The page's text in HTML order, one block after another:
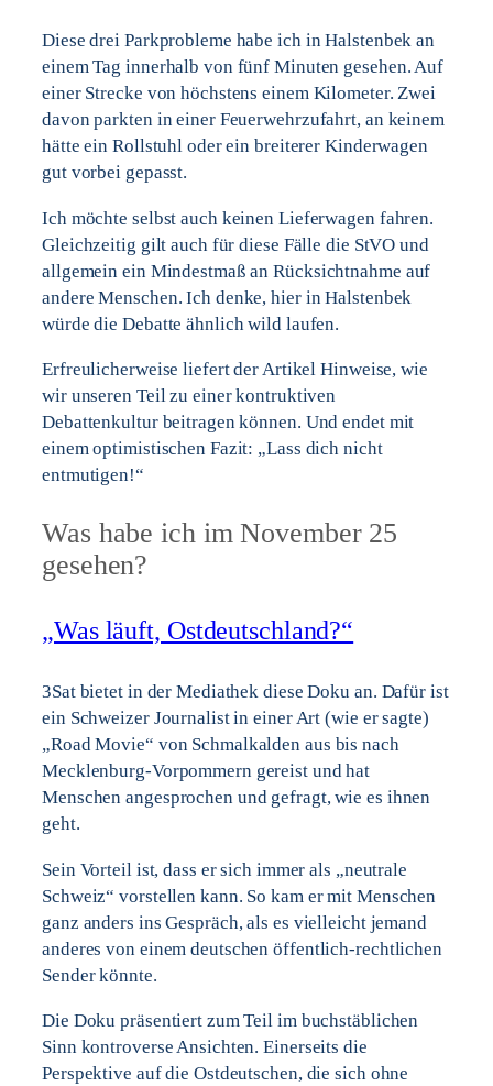
Diese drei Parkprobleme habe ich in Halstenbek an
einem Tag innerhalb von fünf Minuten gesehen. Auf
einer Strecke von höchstens einem Kilometer. Zwei
davon parkten in einer Feuerwehrzufahrt, an keinem
hätte ein Rollstuhl oder ein breiterer Kinderwagen
gut vorbei gepasst.
Ich möchte selbst auch keinen Lieferwagen fahren.
Gleichzeitig gilt auch für diese Fälle die StVO und
allgemein ein Mindestmaß an Rücksichtnahme auf
andere Menschen. Ich denke, hier in Halstenbek
würde die Debatte ähnlich wild laufen.
Erfreulicherweise liefert der Artikel Hinweise, wie
wir unseren Teil zu einer kontruktiven
Debattenkultur beitragen können. Und endet mit
einem optimistischen Fazit: „Lass dich nicht
entmutigen!“
Was habe ich im November 25
gesehen?
„Was läuft, Ostdeutschland?“
3Sat bietet in der Mediathek diese Doku an. Dafür ist
ein Schweizer Journalist in einer Art (wie er sagte)
„Road Movie“ von Schmalkalden aus bis nach
Mecklenburg-Vorpommern gereist und hat
Menschen angesprochen und gefragt, wie es ihnen
geht.
Sein Vorteil ist, dass er sich immer als „neutrale
Schweiz“ vorstellen kann. So kam er mit Menschen
ganz anders ins Gespräch, als es vielleicht jemand
anderes von einem deutschen öffentlich-rechtlichen
Sender könnte.
Die Doku präsentiert zum Teil im buchstäblichen
Sinn kontroverse Ansichten. Einerseits die
Perspektive auf die Ostdeutschen, die sich ohne